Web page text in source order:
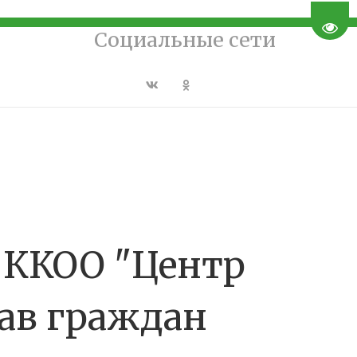
Социальные сети
ККОО "Центр
граждан